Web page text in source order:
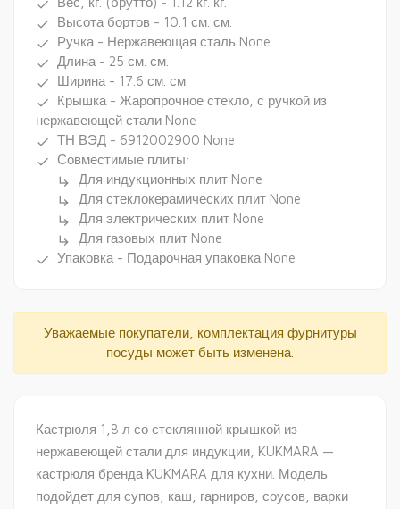
done
done Высота бортов - 10.1 см. см.
done Ручка - Нержавеющая сталь None
done Длина - 25 см. см.
done Ширина - 17.6 см. см.
done
Крышка - Жаропрочное стекло, с ручкой из
нержавеющей стали None
done ТН ВЭД - 6912002900 None
done Совместимые плиты:
subdirectory_arrow_right Для индукционных плит None
subdirectory_arrow_right Для стеклокерамических плит None
subdirectory_arrow_right Для электрических плит None
subdirectory_arrow_right Для газовых плит None
done Упаковка - Подарочная упаковка None
Уважаемые покупатели, комплектация фурнитуры
посуды может быть изменена.
Кастрюля 1,8 л со стеклянной крышкой из
нержавеющей стали для индукции, KUKMARA —
кастрюля бренда KUKMARA для кухни. Модель
подойдет для супов, каш, гарниров, соусов, варки